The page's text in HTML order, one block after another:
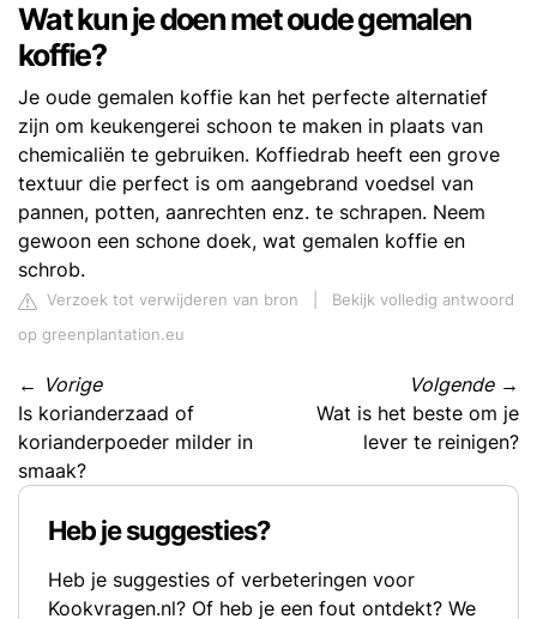
Wat kun je doen met oude gemalen
koffie?
Je oude gemalen koffie kan het perfecte alternatief
zijn om keukengerei schoon te maken in plaats van
chemicaliën te gebruiken. Koffiedrab heeft een grove
textuur die perfect is om aangebrand voedsel van
pannen, potten, aanrechten enz. te schrapen. Neem
gewoon een schone doek, wat gemalen koffie en
schrob.
Verzoek tot verwijderen van bron
Bekijk volledig antwoord
op greenplantation.eu
← Vorige
Is korianderzaad of
korianderpoeder milder in
smaak?
Volgende→
Wat is het beste om je
lever te reinigen?
Heb je suggesties?
Heb je suggesties of verbeteringen voor
Kookvragen.nl? Of heb je een fout ontdekt? We